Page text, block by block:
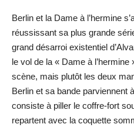
Berlin et la Dame à l’hermine
réussissant sa plus grande
grand désarroi existentiel
le vol de la « Dame à
scène, mais plutôt les deux
Berlin et sa bande parviennent
consiste à piller le coffre-fort
repartent avec la coquette